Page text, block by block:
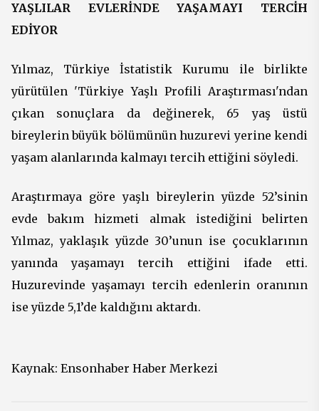
YAŞLILAR EVLERİNDE YAŞAMAYI TERCİH
EDİYOR
Yılmaz, Türkiye İstatistik Kurumu ile birlikte
yürütülen 'Türkiye Yaşlı Profili Araştırması'ndan
çıkan sonuçlara da değinerek, 65 yaş üstü
bireylerin büyük bölümünün huzurevi yerine kendi
yaşam alanlarında kalmayı tercih ettiğini söyledi.
Araştırmaya göre yaşlı bireylerin yüzde 52’sinin
evde bakım hizmeti almak istediğini belirten
Yılmaz, yaklaşık yüzde 30’unun ise çocuklarının
yanında yaşamayı tercih ettiğini ifade etti.
Huzurevinde yaşamayı tercih edenlerin oranının
ise yüzde 5,1’de kaldığını aktardı.
Kaynak: Ensonhaber Haber Merkezi